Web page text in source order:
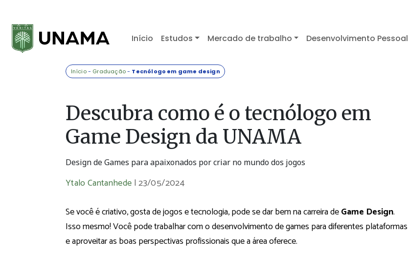
Início Estudos Mercado de trabalho Desenvolvimento Pessoal
Início- Graduação- Tecnólogo em game design
Descubra como é o tecnólogo em
Game Design da UNAMA
Design de Games para apaixonados por criar no mundo dos jogos
Ytalo Cantanhede |23/05/2024
Se você é criativo, gosta de jogos e tecnologia, pode se dar bem na carreira deGame Design.
Isso mesmo! Você pode trabalhar com o desenvolvimento de games para diferentes plataformas
e aproveitar as boas perspectivas profissionais que a área oferece.